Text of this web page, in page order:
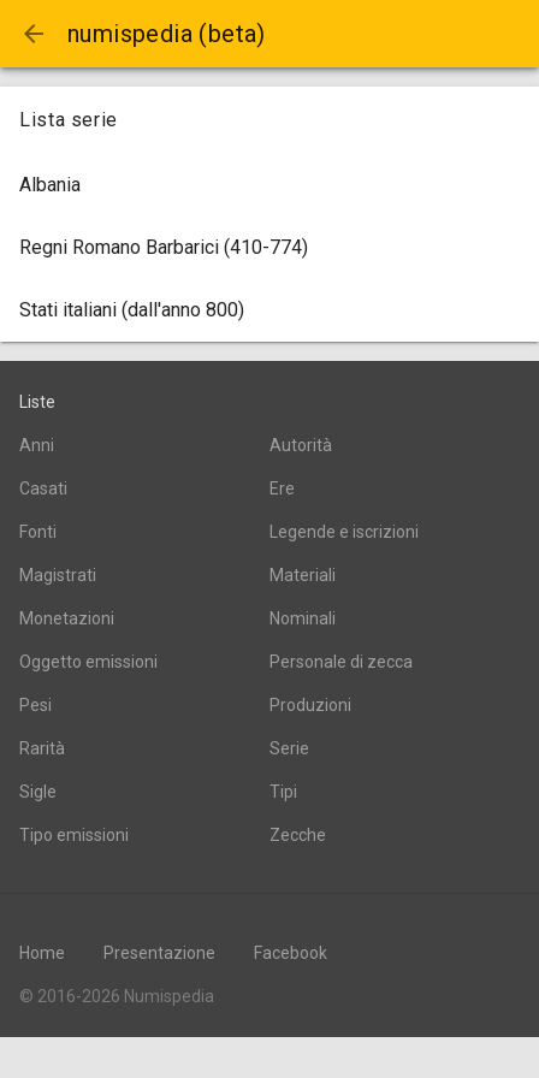
arrow_back numispedia (beta)
Lista serie
Albania
Regni Romano Barbarici (410-774)
Stati italiani (dall'anno 800)
Liste
Anni Autorità
Casati Ere
Fonti Legende e iscrizioni
Magistrati Materiali
Monetazioni Nominali
Oggetto emissioni Personale di zecca
Pesi Produzioni
Rarità Serie
Sigle Tipi
Tipo emissioni Zecche
Home Presentazione Facebook
© 2016-2026 Numispedia